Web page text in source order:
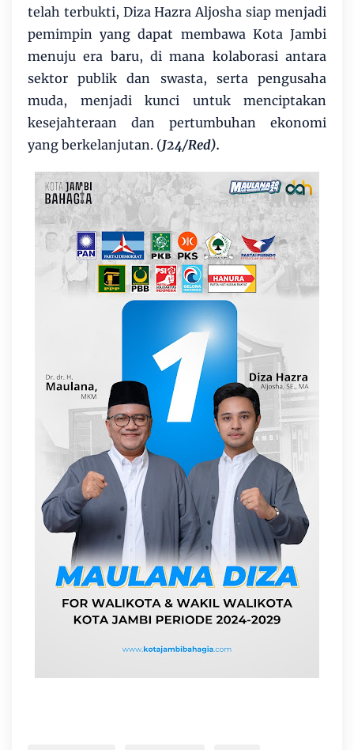
telah terbukti, Diza Hazra Aljosha siap menjadi
pemimpin yang dapat membawa Kota Jambi
menuju era baru, di mana kolaborasi antara
sektor publik dan swasta, serta pengusaha
muda, menjadi kunci untuk menciptakan
kesejahteraan dan pertumbuhan ekonomi
yang berkelanjutan. (J24/Red).